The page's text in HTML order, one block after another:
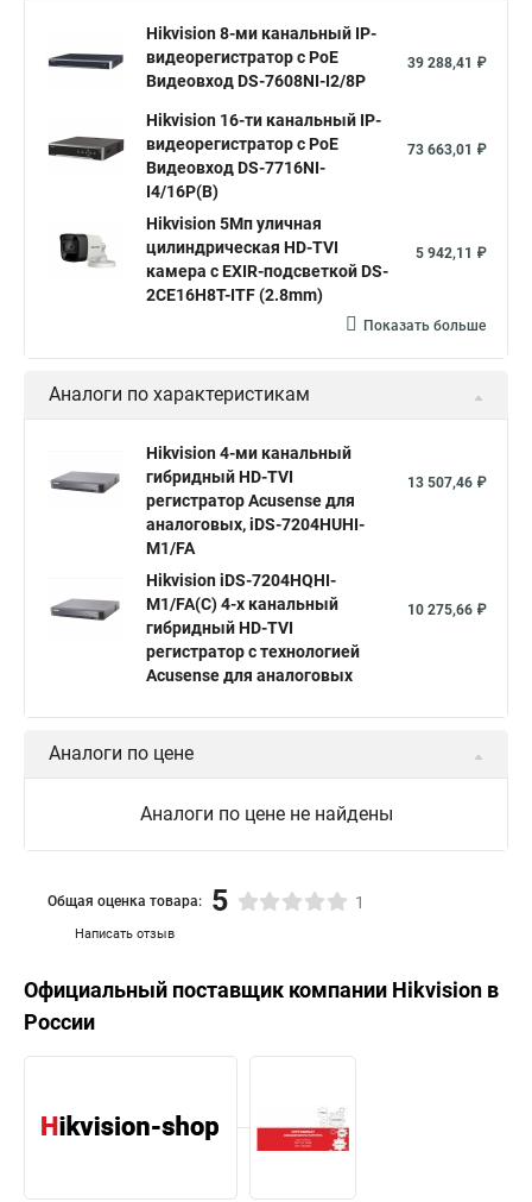
Hikvision 8-ми канальный IP-
видеорегистратор c PoE
Видеовход DS-7608NI-I2/8P
39 288,41 ₽
Hikvision 16-ти канальный IP-
видеорегистратор c PoE
Видеовход DS-7716NI-
I4/16P(B)
73 663,01 ₽
Hikvision 5Мп уличная
цилиндрическая HD-TVI
камера с EXIR-подсветкой DS-
2CE16H8T-ITF (2.8mm)
5 942,11 ₽
Показать больше
Аналоги по характеристикам
Hikvision 4-ми канальный
гибридный HD-TVI
регистратор Acusense для
аналоговых, iDS-7204HUHI-
M1/FA
13 507,46 ₽
Hikvision iDS-7204HQHI-
M1/FA(C) 4-х канальный
гибридный HD-TVI
регистратор с технологией
Acusense для аналоговых
10 275,66 ₽
Аналоги по цене
Аналоги по цене не найдены
Написать отзыв
Общая оценка товара: 5 1
Официальный поставщик компании Hikvision в
России